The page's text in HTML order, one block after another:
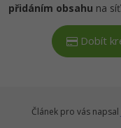
přidáním obsahu na síť.
Dobít
Článek pro vás napsal